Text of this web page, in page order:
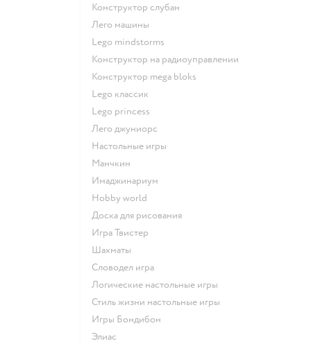
Конструктор слубан
Лего машины
Lego mindstorms
Конструктор на радиоуправлении
Конструктор mega bloks
Lego классик
Lego princess
Лего джуниорс
Настольные игры
Манчкин
Имаджинариум
Hobby world
Доска для рисования
Игра Твистер
Шахматы
Словодел игра
Логические настольные игры
Стиль жизни настольные игры
Игры Бондибон
Элиас